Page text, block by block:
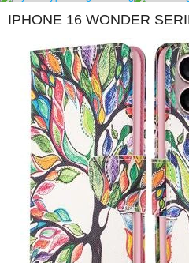
IPHONE 16 WONDER